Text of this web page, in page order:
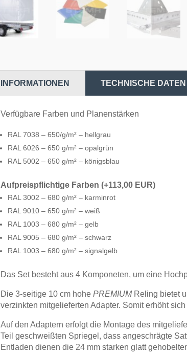
INFORMATIONEN TECHNISCHE DATEN
Verfügbare Farben und Planenstärken
RAL 7038 – 650/g/m² – hellgrau
RAL 6026 – 650 g/m² – opalgrün
RAL 5002 – 650 g/m² – königsblau
Aufpreispflichtige Farben (+113,00 EUR)
RAL 3002 – 680 g/m² – karminrot
RAL 9010 – 650 g/m² – weiß
RAL 1003 – 680 g/m² – gelb
RAL 9005 – 680 g/m² – schwarz
RAL 1003 – 680 g/m² – signalgelb
Das Set besteht aus 4 Komponeten, um eine
Die 3-seitige 10 cm hohePREMIUM Reling bietet
verzinkten mitgelieferten Adapter. Somit erhöht
Auf den Adaptern erfolgt die Montage des
Teil geschweißten Spriegel, dass angeschrägte
Entladen dienen die 24 mm starken glatt